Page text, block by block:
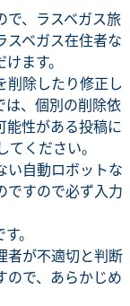
で、ラスベガス旅
スベガス在住者な
ます。
削除したり修正し
は、個別の削除依
能性がある投稿に
ください。
い自動ロボットな
ですので必ず入力
。
者が不適切と判断
ので、あらかじめ